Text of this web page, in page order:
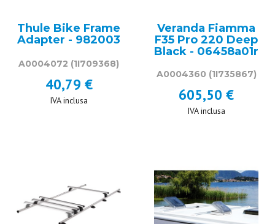
Thule Bike Frame
Adapter - 982003
A0004072 (1I709368)
40,79 €
IVA inclusa
Veranda Fiamma
F35 Pro 220 Deep
Black - 06458a01r
A0004360 (1I735867)
605,50 €
IVA inclusa